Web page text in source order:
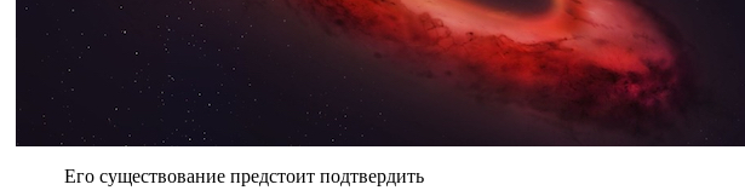
Его существование предстоит подтвердить